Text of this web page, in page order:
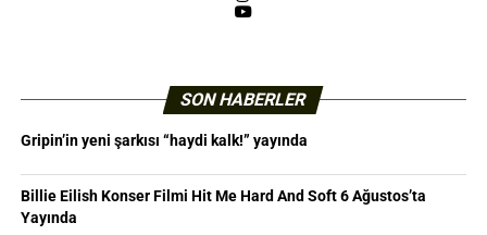
YouTube
SON HABERLER
Gripin’in yeni şarkısı “haydi kalk!” yayında
Billie Eilish Konser Filmi Hit Me Hard And Soft 6 Ağustos’ta
Yayında